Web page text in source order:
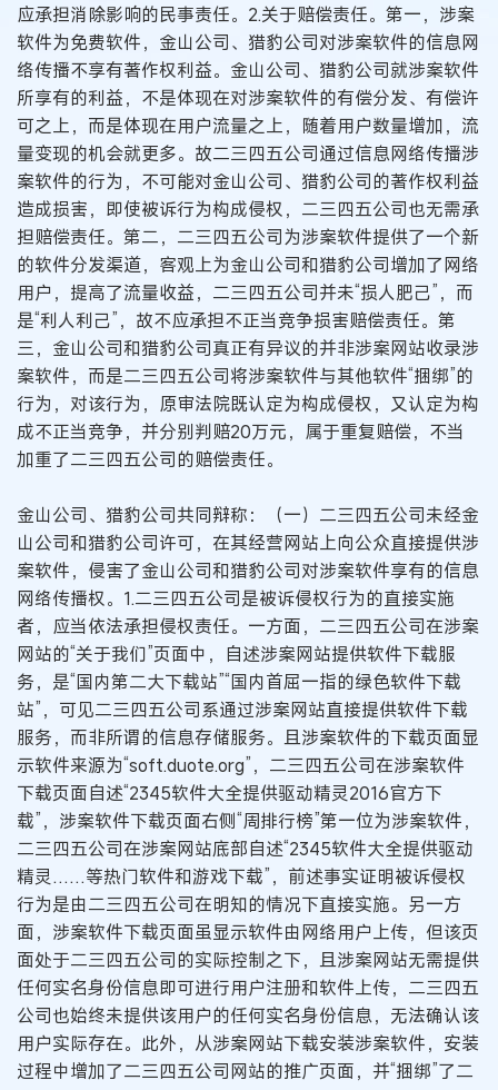
应承担消除影响的民事责任。2.关于赔偿责任。第一，涉案
软件为免费软件，金山公司、猎豹公司对涉案软件的信息网
络传播不享有著作权利益。金山公司、猎豹公司就涉案软件
所享有的利益，不是体现在对涉案软件的有偿分发、有偿许
可之上，而是体现在用户流量之上，随着用户数量增加，流
量变现的机会就更多。故二三四五公司通过信息网络传播涉
案软件的行为，不可能对金山公司、猎豹公司的著作权利益
造成损害，即使被诉行为构成侵权，二三四五公司也无需承
担赔偿责任。第二，二三四五公司为涉案软件提供了一个新
的软件分发渠道，客观上为金山公司和猎豹公司增加了网络
用户，提高了流量收益，二三四五公司并未“损人肥己”，而
是“利人利己”，故不应承担不正当竞争损害赔偿责任。第
三，金山公司和猎豹公司真正有异议的并非涉案网站收录涉
案软件，而是二三四五公司将涉案软件与其他软件“捆绑”的
行为，对该行为，原审法院既认定为构成侵权，又认定为构
成不正当竞争，并分别判赔20万元，属于重复赔偿，不当
加重了二三四五公司的赔偿责任。
金山公司、猎豹公司共同辩称：（一）二三四五公司未经金
山公司和猎豹公司许可，在其经营网站上向公众直接提供涉
案软件，侵害了金山公司和猎豹公司对涉案软件享有的信息
网络传播权。1.二三四五公司是被诉侵权行为的直接实施
者，应当依法承担侵权责任。一方面，二三四五公司在涉案
网站的“关于我们”页面中，自述涉案网站提供软件下载服
务，是“国内第二大下载站”“国内首屈一指的绿色软件下载
站”，可见二三四五公司系通过涉案网站直接提供软件下载
服务，而非所谓的信息存储服务。且涉案软件的下载页面显
示软件来源为“soft.duote.org”，二三四五公司在涉案软件
下载页面自述“2345软件大全提供驱动精灵2016官方下
载”，涉案软件下载页面右侧“周排行榜”第一位为涉案软件，
二三四五公司在涉案网站底部自述“2345软件大全提供驱动
精灵……等热门软件和游戏下载”，前述事实证明被诉侵权
行为是由二三四五公司在明知的情况下直接实施。另一方
面，涉案软件下载页面虽显示软件由网络用户上传，但该页
面处于二三四五公司的实际控制之下，且涉案网站无需提供
任何实名身份信息即可进行用户注册和软件上传，二三四五
公司也始终未提供该用户的任何实名身份信息，无法确认该
用户实际存在。此外，从涉案网站下载安装涉案软件，安装
过程中增加了二三四五公司网站的推广页面，并“捆绑”了二